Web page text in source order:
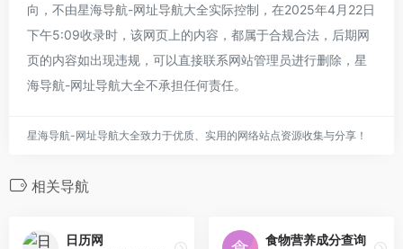
向，不由星海导航-网址导航大全实际控制，在2025年4月22日
下午5:09收录时，该网页上的内容，都属于合规合法，后期网
页的内容如出现违规，可以直接联系网站管理员进行删除，星
海导航-网址导航大全不承担任何责任。
星海导航-网址导航大全致力于优质、实用的网络站点资源收集与分享！
相关导航
日历网 食物营养成分查询